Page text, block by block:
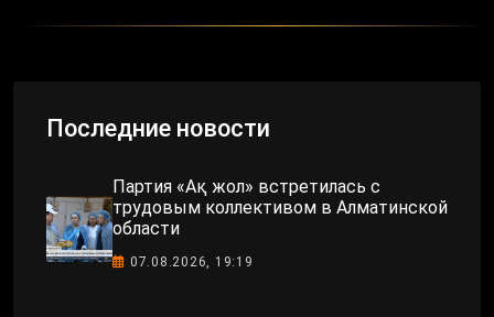
Последние новости
Партия «Ақ жол» встретилась с
трудовым коллективом в Алматинской
области
07.08.2026, 19:19